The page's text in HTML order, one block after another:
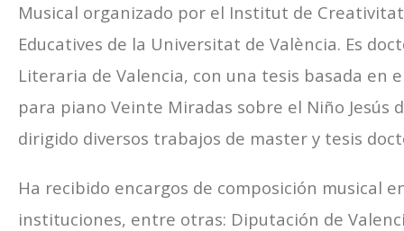
Musical organizado por el Institut de
Educatives de la Universitat de València. Es
Literaria de Valencia, con una tesis basada en
para piano Veinte Miradas sobre el Niño Jesús
dirigido diversos trabajos de master y tesis
Ha recibido encargos de composición musical
instituciones, entre otras: Diputación de